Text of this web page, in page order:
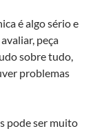
é algo sério e
peça
sobre tudo,
problemas
pode ser muito